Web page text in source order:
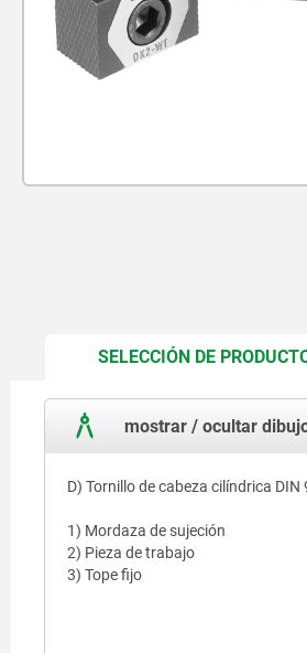
SELECCIÓN DE
mostrar / ocultar
D) Tornillo de cabeza cilíndrica DIN
1) Mordaza de sujeción
2) Pieza de trabajo
3) Tope fijo